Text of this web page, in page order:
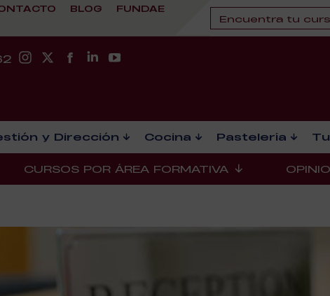
BLOG FUNDAE
y Dirección Cocina Pastelería
CURSOS POR ÁREA FORMATIVA